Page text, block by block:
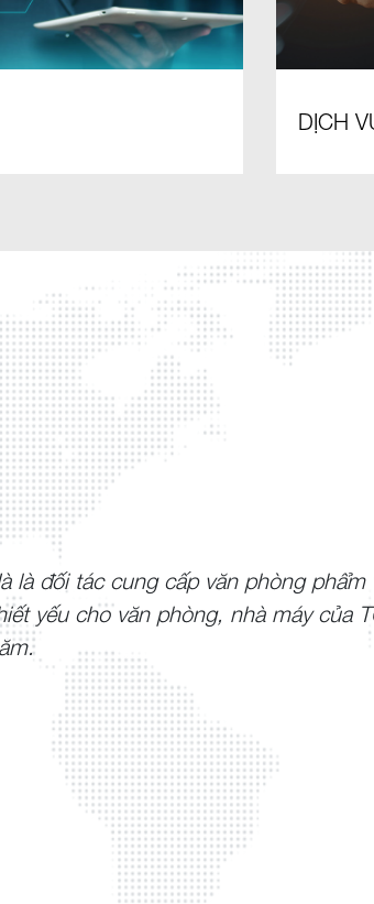
DỊCH
là đối tác cung cấp văn phòng phẩm
yếu cho văn phòng, nhà máy của